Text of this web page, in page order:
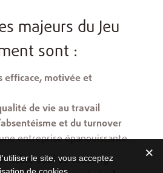
majeurs du Jeu
sont :
efficace, motivée et
de vie au travail
et du turnover
entreprise épanouissante.
outil de coaching
le site, vous acceptez